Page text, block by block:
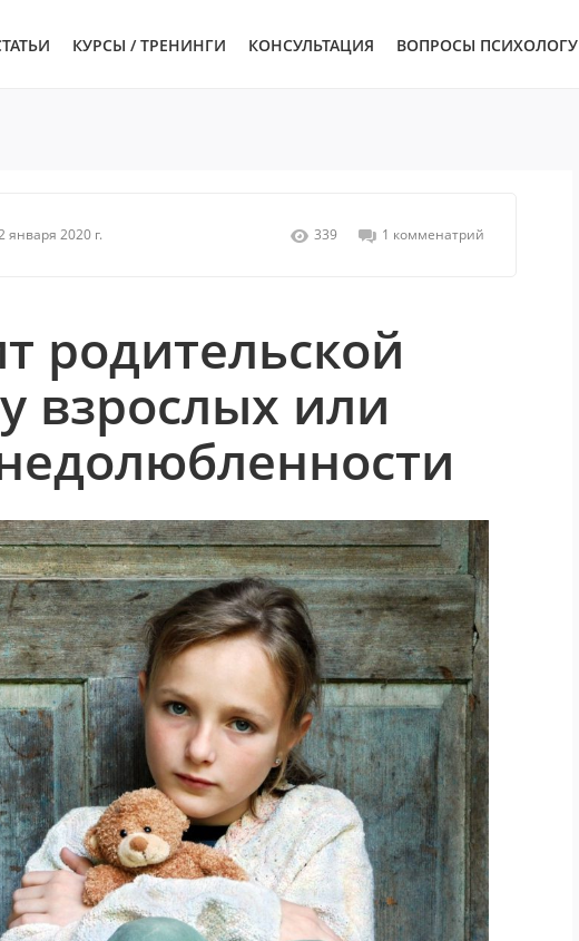
КУРСЫ / ТРЕНИНГИ КОНСУЛЬТАЦИЯ ВОПРОСЫ ПСИХОЛОГУ
января 2020 г. 339 1 комменатрий
родительской
взрослых или